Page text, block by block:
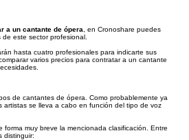
a un cantante de ópera , en Cronoshare puedes
este sector profesional.
hasta cuatro profesionales para indicarte sus
varios precios para contratar a un cantante
de cantantes de ópera. Como probablemente ya
artistas se lleva a cabo en función del tipo de voz
forma muy breve la mencionada clasificación. Entre
distinguir: